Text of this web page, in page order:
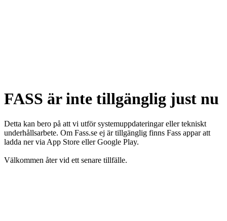
FASS är inte tillgänglig just nu
Detta kan bero på att vi utför systemuppdateringar eller tekniskt
underhållsarbete. Om Fass.se ej är tillgänglig finns Fass appar att
ladda ner via App Store eller Google Play.
Välkommen åter vid ett senare tillfälle.